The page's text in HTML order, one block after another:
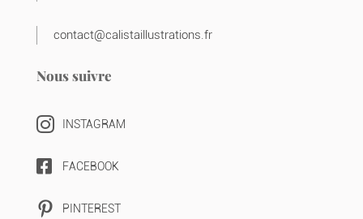
contact@calistaillustrations.fr
Nous suivre
 INSTAGRAM
 FACEBOOK
 PINTEREST